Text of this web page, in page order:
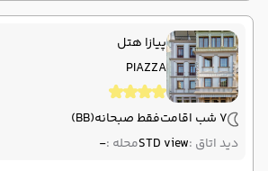
پیازا هتل
PIAZZA
7 شب اقامت فقط صبحانه(BB)
دید اتاق :STD viewمحله :-